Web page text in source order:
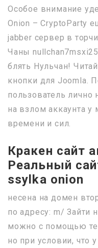
Особое внимание
Onion – CryptoParty
jabber сервер в
Чаны
блять Нульчан!
кнопки для Joomla.
пользователь лично
на взлом аккаунта
времени и сил.
Кракен сайт
Реальный
ssylka onion
несена на домен
по адресу: m/ Зайти
можно с помощью
но при условии, что